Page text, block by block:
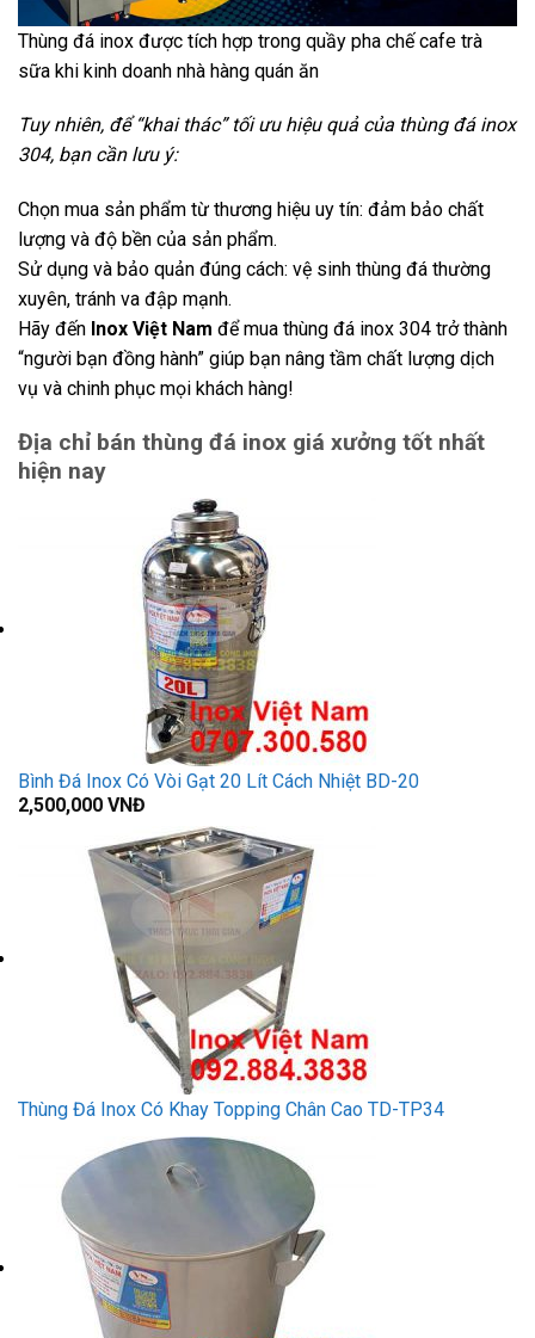
Thùng đá inox được tích hợp trong quầy pha chế cafe trà
sữa khi kinh doanh nhà hàng quán ăn
Tuy nhiên, để “khai thác” tối ưu hiệu quả của thùng đá inox
304, bạn cần lưu ý:
Chọn mua sản phẩm từ thương hiệu uy tín: đảm bảo chất
lượng và độ bền của sản phẩm.
Sử dụng và bảo quản đúng cách: vệ sinh thùng đá thường
xuyên, tránh va đập mạnh.
Hãy đến Inox Việt Nam để mua thùng đá inox 304 trở thành
“người bạn đồng hành” giúp bạn nâng tầm chất lượng dịch
vụ và chinh phục mọi khách hàng!
Địa chỉ bán thùng đá inox giá xưởng tốt nhất
hiện nay
Bình Đá Inox Có Vòi Gạt 20 Lít Cách Nhiệt BD-20
2,500,000 VNĐ
Thùng Đá Inox Có Khay Topping Chân Cao TD-TP34